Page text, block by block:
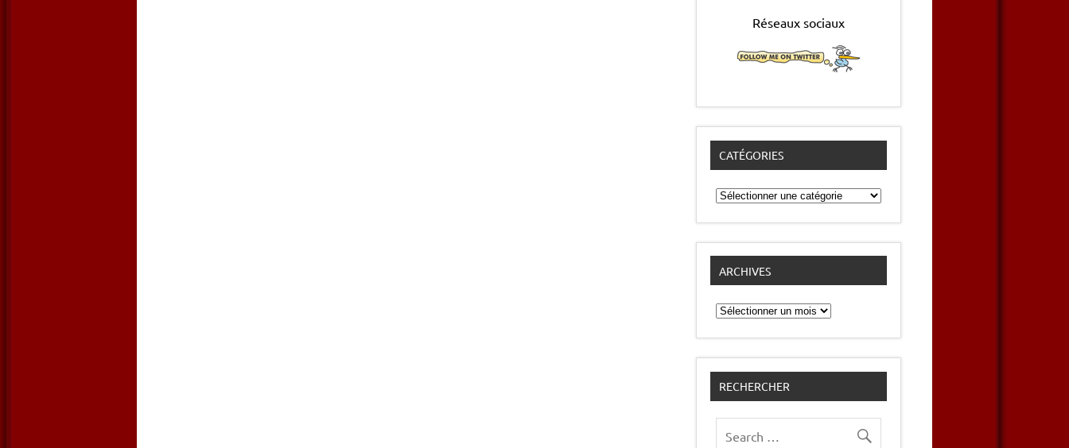
Réseaux sociaux
CATÉGORIES
Catégories
ARCHIVES
Archives
RECHERCHER